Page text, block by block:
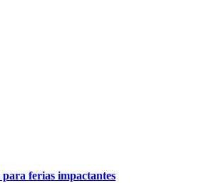
ferias impactantes